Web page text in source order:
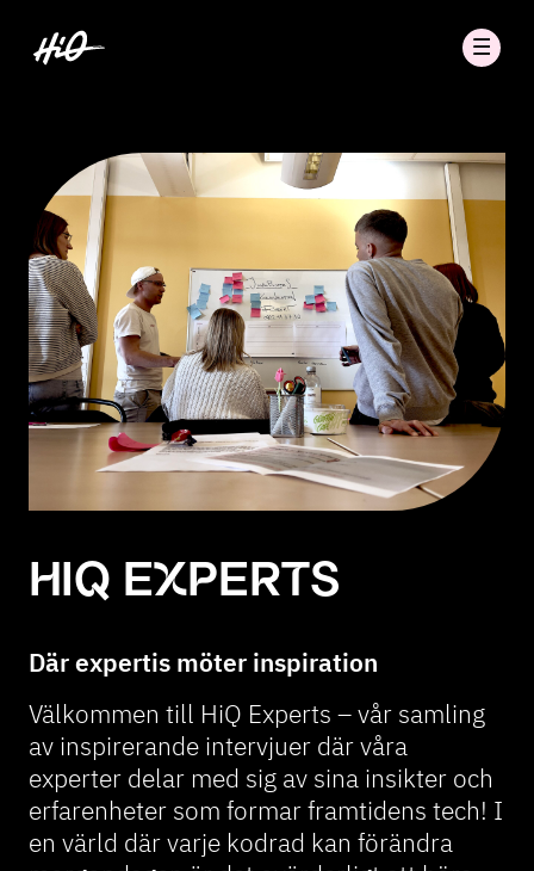
HIQ EXPERTS
Där expertis möter inspiration
Välkommen till HiQ Experts – vår samling
av inspirerande intervjuer där våra
experter delar med sig av sina insikter och
erfarenheter som formar framtidens tech! I
en värld där varje kodrad kan förändra